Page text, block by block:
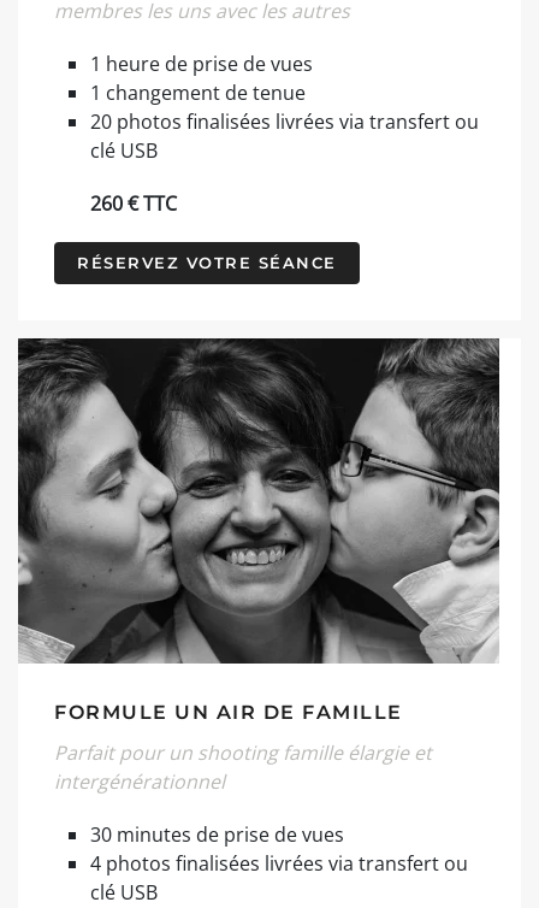
membres les uns avec les autres
1 heure de prise de vues
1 changement de tenue
20 photos finalisées livrées via transfert ou
clé USB
260 € TTC
RÉSERVEZ VOTRE SÉANCE
FORMULE UN AIR DE FAMILLE
Parfait pour un shooting famille élargie et
intergénérationnel
30 minutes de prise de vues
4 photos finalisées livrées via transfert ou
clé USB